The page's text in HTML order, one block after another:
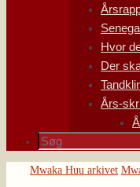
Hvor
Der
Års-
Søg
Home
Mwaka Huu arkivet